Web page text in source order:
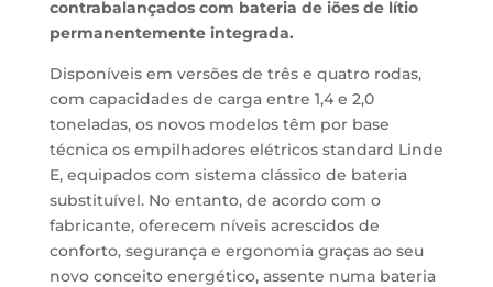
contrabalançados com bateria de iões de lítio
permanentemente integrada.
Disponíveis em versões de três e quatro rodas,
com capacidades de carga entre 1,4 e 2,0
toneladas, os novos modelos têm por base
técnica os empilhadores elétricos standard Linde
E, equipados com sistema clássico de bateria
substituível. No entanto, de acordo com o
fabricante, oferecem níveis acrescidos de
conforto, segurança e ergonomia graças ao seu
novo conceito energético, assente numa bateria